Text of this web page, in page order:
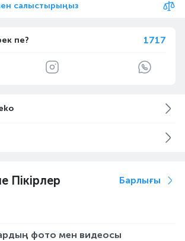
салыстырыңыз
пе? 1717
Пікірлер Барлығы
фото мен видеосы